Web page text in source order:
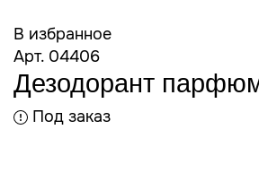
В избранное
Арт. 04406
Дезодорант
Под заказ